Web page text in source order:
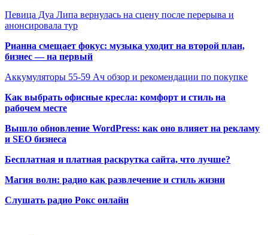
Певица Дуа Липа вернулась на сцену после перерыва и
анонсировала тур
Рианна смещает фокус: музыка уходит на второй план,
бизнес — на первый
Аккумуляторы 55-59 Ач обзор и рекомендации по покупке
Как выбрать офисные кресла: комфорт и стиль на
рабочем месте
Вышло обновление WordPress: как оно влияет на рекламу
и SEO бизнеса
Бесплатная и платная раскрутка сайта, что лучше?
Магия волн: радио как развлечение и стиль жизни
Слушать радио Рокс онлайн